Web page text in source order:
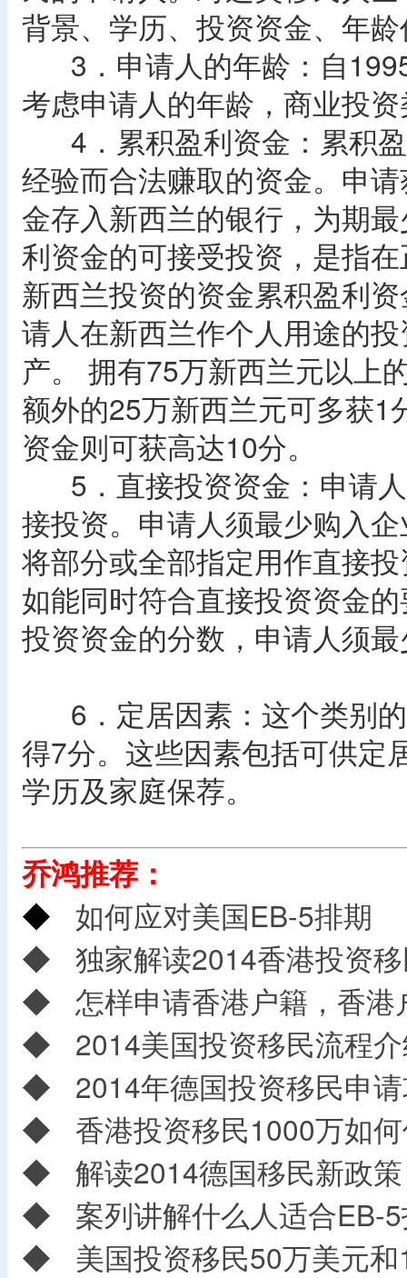
背景、学历、投资资金、年
3．申请人的年龄：自
考虑申请人的年龄，商业投
4．累积盈利资金：累积盈
经验而合法赚取的资金。申
金存入新西兰的银行，为期
利资金的可接受投资，是指
新西兰投资的资金累积盈利
请人在新西兰作个人用途的
产。 拥有75万新西兰元以上
额外的25万新西兰元可多获
资金则可获高达10分。
5．直接投资资金：申请人
接投资。申请人须最少购入
将部分或全部指定用作直接
如能同时符合直接投资资金
投资资金的分数，申请人须
6．定居因素：这个类别的
得7分。这些因素包括可供定
学历及家庭保荐。
乔鸿推荐：
◆
如何应对美国EB-5排期
◆ 独家解读2014香港投资
◆ 怎样申请香港户籍，香港
◆ 2014美国投资移民流程
◆ 2014年德国投资移民申
◆ 香港投资移民1000万如
◆ 解读2014德国移民新政策
◆ 案列讲解什么人适合EB-
◆ 美国投资移民50万美元